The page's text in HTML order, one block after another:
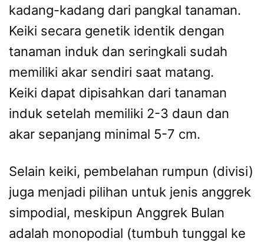
kadang-kadang dari pangkal tanaman.
Keiki secara genetik identik dengan
tanaman induk dan seringkali sudah
memiliki akar sendiri saat matang.
Keiki dapat dipisahkan dari tanaman
induk setelah memiliki 2-3 daun dan
akar sepanjang minimal 5-7 cm.
Selain keiki, pembelahan rumpun (divisi)
juga menjadi pilihan untuk jenis anggrek
simpodial, meskipun Anggrek Bulan
adalah monopodial (tumbuh tunggal ke